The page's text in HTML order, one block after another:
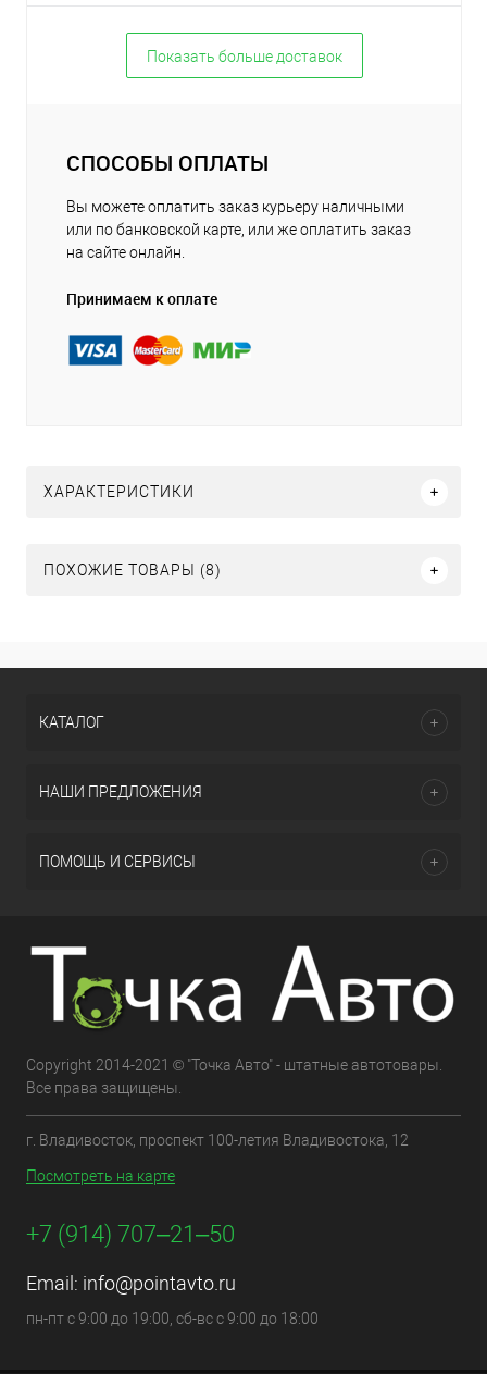
Показать больше доставок
СПОСОБЫ ОПЛАТЫ
Вы можете оплатить заказ курьеру наличными
или по банковской карте, или же оплатить заказ
на сайте онлайн.
Принимаем к оплате
ХАРАКТЕРИСТИКИ
ПОХОЖИЕ ТОВАРЫ (8)
КАТАЛОГ
НАШИ ПРЕДЛОЖЕНИЯ
ПОМОЩЬ И СЕРВИСЫ
Copyright 2014-2021 © "Точка Авто" - штатные автотовары.
Все права защищены.
г. Владивосток, проспект 100-летия Владивостока, 12
Посмотреть на карте
+7 (914) 707‒21‒50
Email: info@pointavto.ru
пн-пт с 9:00 до 19:00, сб-вс с 9:00 до 18:00